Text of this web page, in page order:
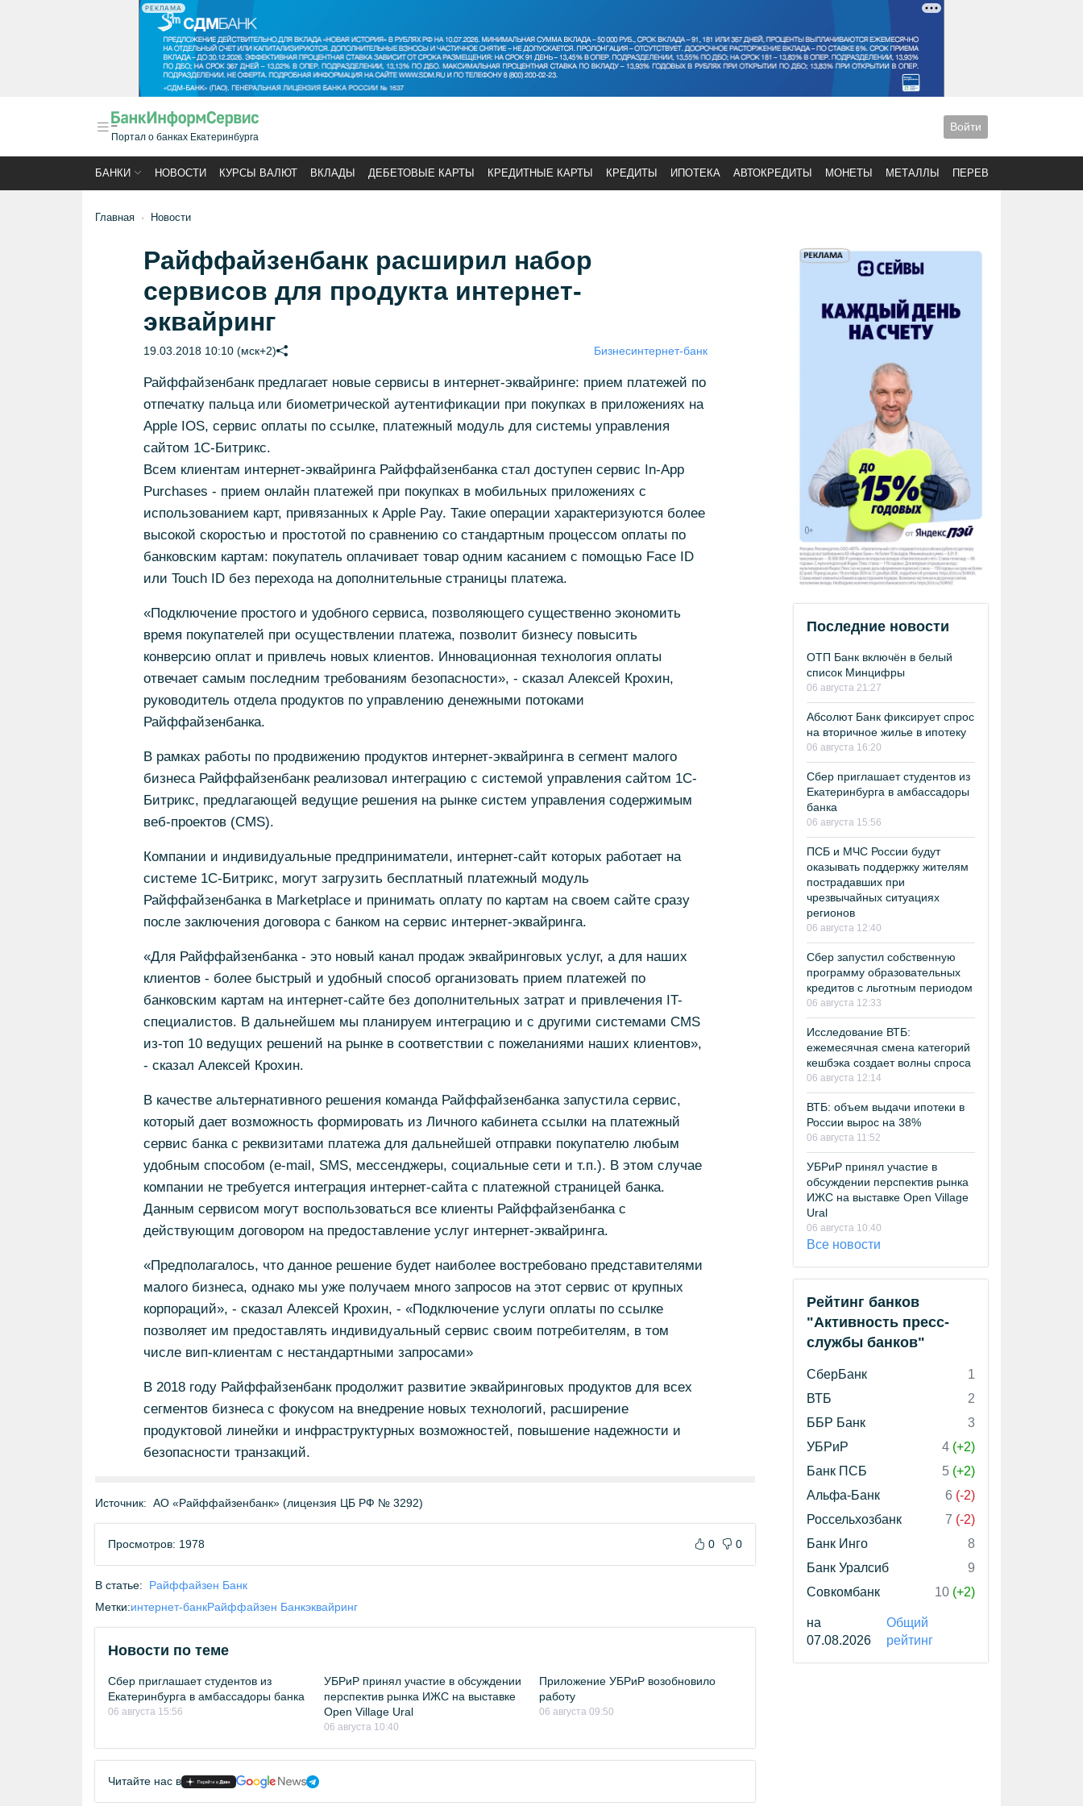
РЕКЛАМА
Портал о банках Екатеринбурга
Войти
БАНКИ НОВОСТИ КУРСЫ ВАЛЮТ ВКЛАДЫ ДЕБЕТОВЫЕ КАРТЫ КРЕДИТНЫЕ КАРТЫ КРЕДИТЫ ИПОТЕКА АВТОКРЕДИТЫ МОНЕТЫ МЕТАЛЛЫ ПЕРЕВОДЫ
Главная Новости
Райффайзенбанк расширил набор
сервисов для продукта интернет-
эквайринг
19.03.2018 10:10 (мск+2) Бизнесинтернет-банк
Райффайзенбанк предлагает новые сервисы в интернет-эквайринге: прием платежей по
отпечатку пальца или биометрической аутентификации при покупках в приложениях на
Apple IOS, сервис оплаты по ссылке, платежный модуль для системы управления
сайтом 1С-Битрикс.
Всем клиентам интернет-эквайринга Райффайзенбанка стал доступен сервис In-App
Purchases - прием онлайн платежей при покупках в мобильных приложениях с
использованием карт, привязанных к Apple Pay. Такие операции характеризуются более
высокой скоростью и простотой по сравнению со стандартным процессом оплаты по
банковским картам: покупатель оплачивает товар одним касанием с помощью Face ID
или Touch ID без перехода на дополнительные страницы платежа.
«Подключение простого и удобного сервиса, позволяющего существенно экономить
время покупателей при осуществлении платежа, позволит бизнесу повысить
конверсию оплат и привлечь новых клиентов. Инновационная технология оплаты
отвечает самым последним требованиям безопасности», - сказал Алексей Крохин,
руководитель отдела продуктов по управлению денежными потоками
Райффайзенбанка.
В рамках работы по продвижению продуктов интернет-эквайринга в сегмент малого
бизнеса Райффайзенбанк реализовал интеграцию с системой управления сайтом 1С-
Битрикс, предлагающей ведущие решения на рынке систем управления содержимым
веб-проектов (CMS).
Компании и индивидуальные предприниматели, интернет-сайт которых работает на
системе 1С-Битрикс, могут загрузить бесплатный платежный модуль
Райффайзенбанка в Marketplace и принимать оплату по картам на своем сайте сразу
после заключения договора с банком на сервис интернет-эквайринга.
«Для Райффайзенбанка - это новый канал продаж эквайринговых услуг, а для наших
клиентов - более быстрый и удобный способ организовать прием платежей по
банковским картам на интернет-сайте без дополнительных затрат и привлечения IT-
специалистов. В дальнейшем мы планируем интеграцию и с другими системами CMS
из-топ 10 ведущих решений на рынке в соответствии с пожеланиями наших клиентов»,
- сказал Алексей Крохин.
В качестве альтернативного решения команда Райффайзенбанка запустила сервис,
который дает возможность формировать из Личного кабинета ссылки на платежный
сервис банка с реквизитами платежа для дальнейшей отправки покупателю любым
удобным способом (e-mail, SMS, мессенджеры, социальные сети и т.п.). В этом случае
компании не требуется интеграция интернет-сайта с платежной страницей банка.
Данным сервисом могут воспользоваться все клиенты Райффайзенбанка с
действующим договором на предоставление услуг интернет-эквайринга.
«Предполагалось, что данное решение будет наиболее востребовано представителями
малого бизнеса, однако мы уже получаем много запросов на этот сервис от крупных
корпораций», - сказал Алексей Крохин, - «Подключение услуги оплаты по ссылке
позволяет им предоставлять индивидуальный сервис своим потребителям, в том
числе вип-клиентам с нестандартными запросами»
В 2018 году Райффайзенбанк продолжит развитие эквайринговых продуктов для всех
сегментов бизнеса с фокусом на внедрение новых технологий, расширение
продуктовой линейки и инфраструктурных возможностей, повышение надежности и
безопасности транзакций.
Источник: АО «Райффайзенбанк» (лицензия ЦБ РФ № 3292)
Просмотров: 1978 0 0
В статье:
Райффайзен Банк
Метки:интернет-банкРайффайзен Банкэквайринг
Новости по теме
Сбер приглашает студентов из
Екатеринбурга в амбассадоры банка
06 августа 15:56
УБРиР принял участие в обсуждении
перспектив рынка ИЖС на выставке
Open Village Ural
06 августа 10:40
Приложение УБРиР возобновило
работу
06 августа 09:50
Читайте нас в
Последние новости
ОТП Банк включён в белый
список Минцифры
06 августа 21:27
Абсолют Банк фиксирует спрос
на вторичное жилье в ипотеку
06 августа 16:20
Сбер приглашает студентов из
Екатеринбурга в амбассадоры
банка
06 августа 15:56
ПСБ и МЧС России будут
оказывать поддержку жителям
пострадавших при
чрезвычайных ситуациях
регионов
06 августа 12:40
Сбер запустил собственную
программу образовательных
кредитов с льготным периодом
06 августа 12:33
Исследование ВТБ:
ежемесячная смена категорий
кешбэка создает волны спроса
06 августа 12:14
ВТБ: объем выдачи ипотеки в
России вырос на 38%
06 августа 11:52
УБРиР принял участие в
обсуждении перспектив рынка
ИЖС на выставке Open Village
Ural
06 августа 10:40
Все новости
Рейтинг банков
"Активность пресс-
службы банков"
СберБанк
1
ВТБ
2
ББР Банк
3
УБРиР
4 (+2)
Банк ПСБ
5 (+2)
Альфа-Банк
6 (-2)
Россельхозбанк
7 (-2)
Банк Инго
8
Банк Уралсиб
9
Совкомбанк
10 (+2)
на
07.08.2026
Общий
рейтинг